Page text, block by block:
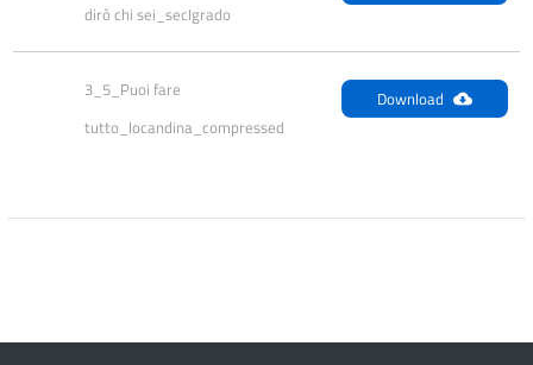
dirò chi sei_secIgrado
3_5_Puoi fare
tutto_locandina_compressed
Download